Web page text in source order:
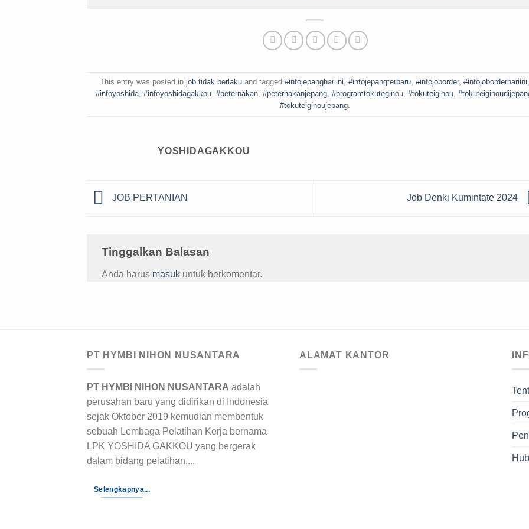
This entry was posted injob tidak berlaku and tagged#infojepanghariini,#infojepangterbaru,#infojoborder,#infojoborderhariini,
#infoyoshida, #infoyoshidagakkou, #peternakan, #peternakanjepang, #programtokuteginou, #tokuteiginou,
#tokuteiginoujepang.
YOSHIDAGAKKOU
JOB PERTANIAN Job Denki Kumintate 2024
Tinggalkan Balasan
Anda harus masuk untuk berkomentar.
PT HYMBI NIHON NUSANTARA
PT HYMBI NIHON NUSANTARA adalah
perusahan baru yang didirikan di Indonesia
sejak Oktober 2019 kemudian membentuk
sebuah Lembaga Pelatihan Kerja bernama
LPK YOSHIDA GAKKOU yang bergerak
dalam bidang pelatihan....
Selengkapnya...
ALAMAT KANTOR